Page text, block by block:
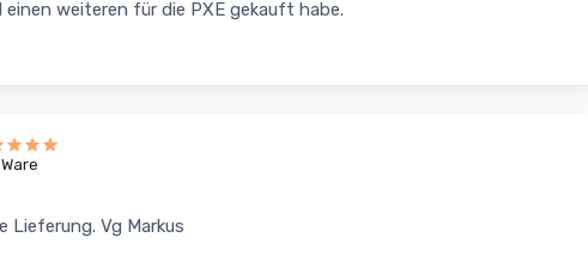
weiteren für die PXE gekauft habe.
Lieferung. Vg Markus